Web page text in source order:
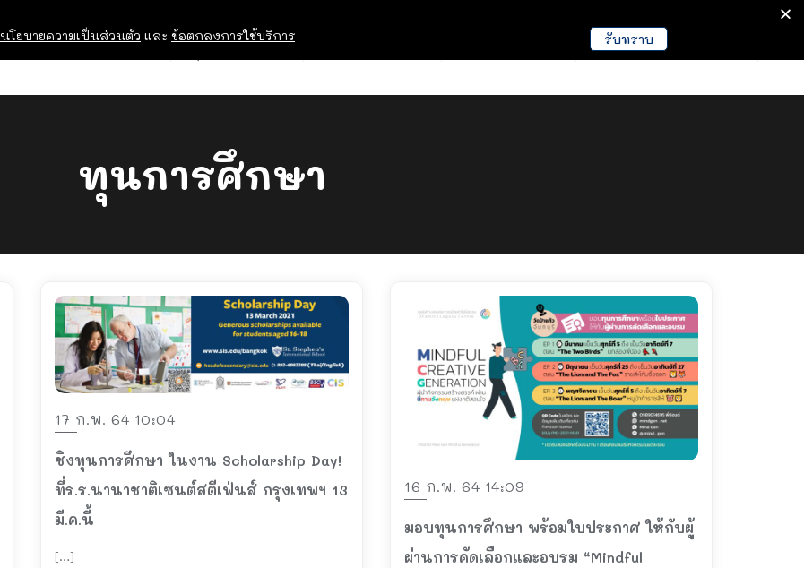
EDUCATION NEWS
ทุนการศึกษา
17 ก.พ. 64 10:04
ชิงทุนการศึกษา ในงาน Scholarship Day!
ที่ร.ร.นานาชาติเซนต์สตีเฟ่นส์ กรุงเทพฯ 13
มี.ค.นี้
[…]
16 ก.พ. 64 14:09
มอบทุนการศึกษา พร้อมใบประกาศ ให้กับผู้
ผ่านการคัดเลือกและอบรม “Mindful
นโยบายความเป็นส่วนตัว และ ข้อตกลงการใช้บริการ รับทราบ